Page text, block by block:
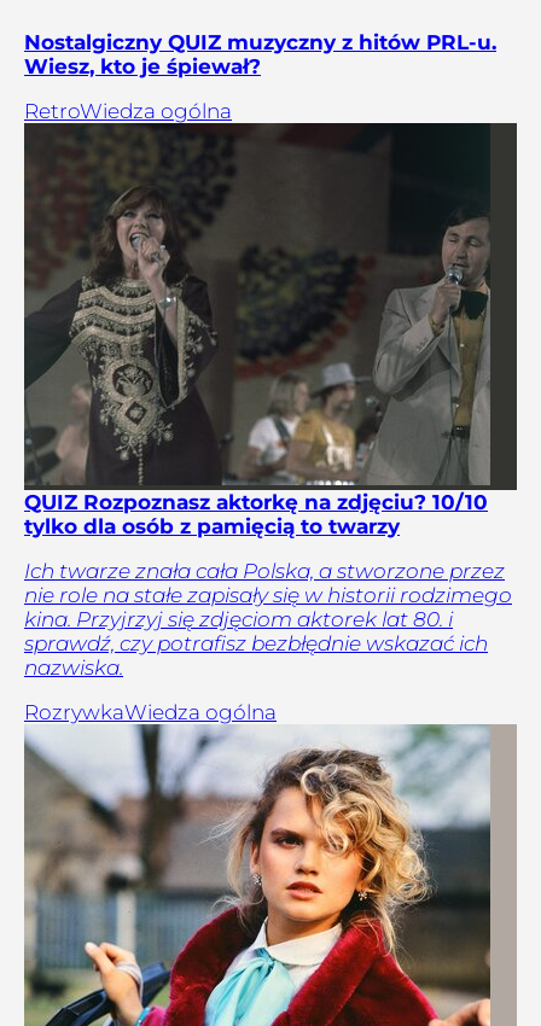
Nostalgiczny QUIZ muzyczny z hitów PRL-u.
Wiesz, kto je śpiewał?
RetroWiedza ogólna
QUIZ Rozpoznasz aktorkę na zdjęciu? 10/10
tylko dla osób z pamięcią to twarzy
Ich twarze znała cała Polska, a stworzone przez
nie role na stałe zapisały się w historii rodzimego
kina. Przyjrzyj się zdjęciom aktorek lat 80. i
sprawdź, czy potrafisz bezbłędnie wskazać ich
nazwiska.
RozrywkaWiedza ogólna